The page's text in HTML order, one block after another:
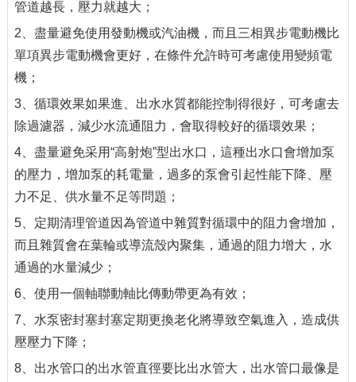
管道越長，壓力就越大；
2、盡量避免使用發動機或汽油機，而且三相異步電動機比
單項異步電動機會更好，在條件允許時可考慮使用變頻電
機；
3、循環效果如果進、出水水質都能控制得很好，可考慮去
除過濾器，減少水流通阻力，會取得較好的循環效果；
4、盡量避免采用“高射炮”型出水口，這種出水口會增加泵
的壓力，增加泵的耗電量，過多的泵會引起性能下降、壓
力不足、供水量不足等問題；
5、定期清理管道因為管道中雜質對循環中的阻力會增加，
而且雜質會在葉輪或導流殼內聚集，通過的阻力增大，水
通過的水量減少；
6、使用一個軸聯動軸比傳動帶更為有效；
7、水泵密封塞封塞定期更換老化將導致空氣進入，造成供
壓壓力下降；
8、出水管口的出水管直徑要比出水管大，出水管口最像是